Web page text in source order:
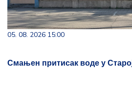
05. 08. 2026 15:00
Смањен притисак воде у